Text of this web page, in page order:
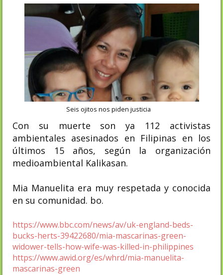
Seis ojitos nos piden justicia
Con su muerte son ya 112 activistas
ambientales asesinados en Filipinas en los
últimos 15 años, según la organización
medioambiental Kalikasan.
Mia Manuelita era muy respetada y conocida
en su comunidad. bo.
https://www.bbc.com/news/av/uk-england-beds-
bucks-herts-39422680/mia-mascarinas-green-
widower-tells-how-wife-was-killed-in-philippines
https://www.awid.org/es/whrd/mia-manuelita-
mascarinas-green